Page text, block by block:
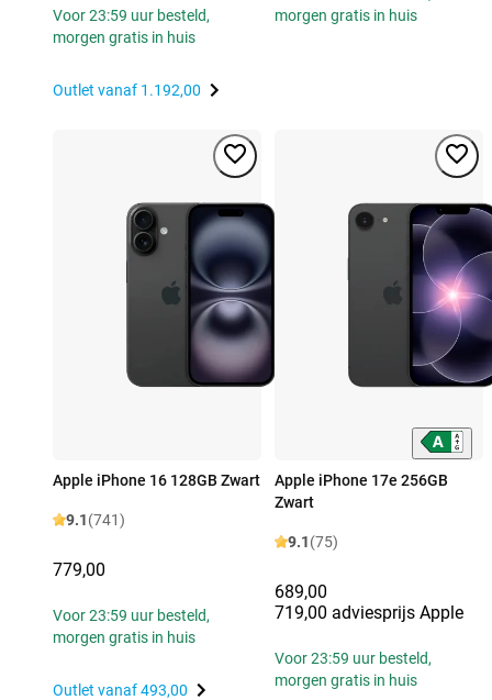
Voor 23:59 uur besteld,
morgen gratis in huis
Outlet vanaf 1.192,00
morgen gratis in huis
Apple iPhone 16 128GB Zwart
9.1(741)
779,00
Voor 23:59 uur besteld,
morgen gratis in huis
Outlet vanaf493,00
Apple iPhone 17e 256GB
Zwart
9.1(75)
689,00
719,00 adviesprijs Apple
Voor 23:59 uur besteld,
morgen gratis in huis